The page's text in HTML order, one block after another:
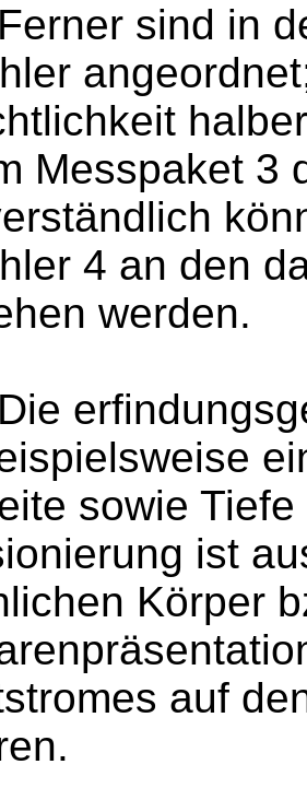
Ferner sind in
Messpaket 3
4 an den
werden.
Die
sowie
ist
Körper
auf